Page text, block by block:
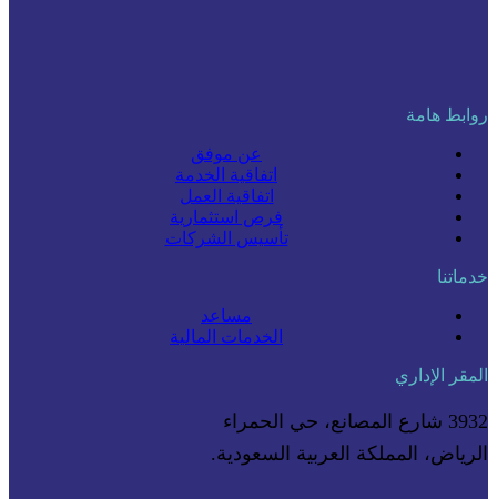
روابط هامة
عن موفق
اتفاقية الخدمة
اتفاقية العمل
فرص استثمارية
تأسيس الشركات
خدماتنا
مساعد
الخدمات المالية
المقر الإداري
3932 شارع المصانع، حي الحمراء
الرياض، المملكة العربية السعودية.